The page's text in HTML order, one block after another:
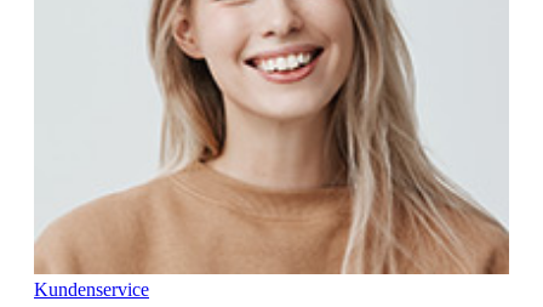
Kundenservice